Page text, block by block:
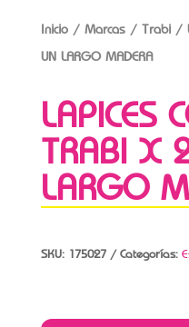
Inicio/ Marcas/ Trabi/
UN LARGO MADERA
LAPICES
TRABI X
LARGO
SKU: 175027 Categorías: